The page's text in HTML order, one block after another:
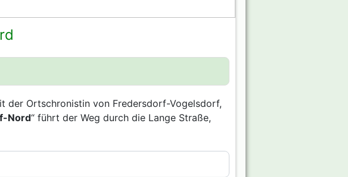
der Ortschronistin von Fredersdorf-Vogelsdorf,
Nord“ führt der Weg durch die Lange Straße,